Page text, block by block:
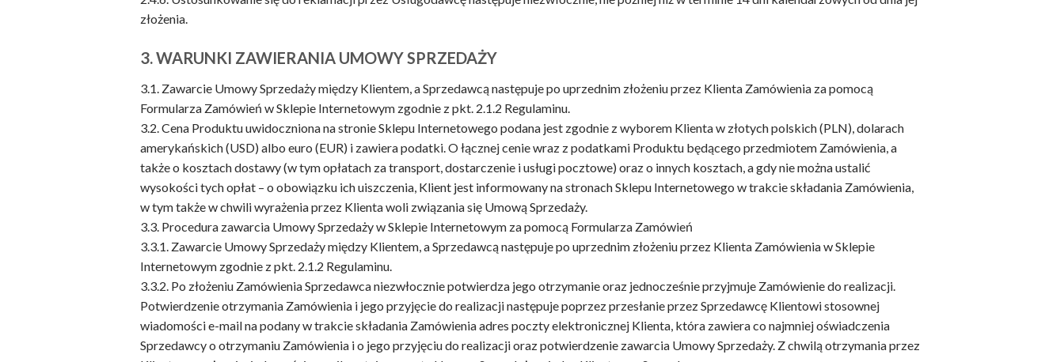
złożenia.
3. WARUNKI ZAWIERANIA UMOWY SPRZEDAŻY
3.1. Zawarcie Umowy Sprzedaży między Klientem, a Sprzedawcą następuje po uprzednim złożeniu przez Klienta Zamówienia za pomocą
Formularza Zamówień w Sklepie Internetowym zgodnie z pkt. 2.1.2 Regulaminu.
3.2. Cena Produktu uwidoczniona na stronie Sklepu Internetowego podana jest zgodnie z wyborem Klienta w złotych polskich (PLN), dolarach
amerykańskich (USD) albo euro (EUR) i zawiera podatki. O łącznej cenie wraz z podatkami Produktu będącego przedmiotem Zamówienia, a
także o kosztach dostawy (w tym opłatach za transport, dostarczenie i usługi pocztowe) oraz o innych kosztach, a gdy nie można ustalić
wysokości tych opłat – o obowiązku ich uiszczenia, Klient jest informowany na stronach Sklepu Internetowego w trakcie składania Zamówienia,
w tym także w chwili wyrażenia przez Klienta woli związania się Umową Sprzedaży.
3.3. Procedura zawarcia Umowy Sprzedaży w Sklepie Internetowym za pomocą Formularza Zamówień
3.3.1. Zawarcie Umowy Sprzedaży między Klientem, a Sprzedawcą następuje po uprzednim złożeniu przez Klienta Zamówienia w Sklepie
Internetowym zgodnie z pkt. 2.1.2 Regulaminu.
3.3.2. Po złożeniu Zamówienia Sprzedawca niezwłocznie potwierdza jego otrzymanie oraz jednocześnie przyjmuje Zamówienie do realizacji.
Potwierdzenie otrzymania Zamówienia i jego przyjęcie do realizacji następuje poprzez przesłanie przez Sprzedawcę Klientowi stosownej
wiadomości e-mail na podany w trakcie składania Zamówienia adres poczty elektronicznej Klienta, która zawiera co najmniej oświadczenia
Sprzedawcy o otrzymaniu Zamówienia i o jego przyjęciu do realizacji oraz potwierdzenie zawarcia Umowy Sprzedaży. Z chwilą otrzymania przez